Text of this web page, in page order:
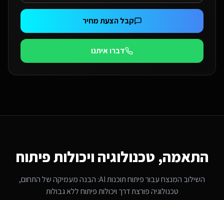
קבל הצעת מחיר
דברו איתנו
התאמה, טכנולוגיה ויכולות פיתוח
השילוב המנצח עבורפיתוח תוכנות AI
: הבנה מעמיקה של התחום,
טכנולוגיה פורצת דרך ויכולות פיתוח ללא גבולות